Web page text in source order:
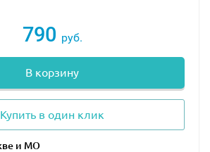
790 руб.
В корзину
Купить в один клик